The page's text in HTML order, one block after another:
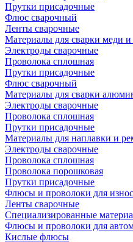
Прутки присадочные
Флюс сварочный
Ленты сварочные
Материалы для сварки меди и
Электроды сварочные
Проволока сплошная
Прутки присадочные
Флюс сварочный
Материалы для сварки
Электроды сварочные
Проволока сплошная
Прутки присадочные
Материалы для наплавки и
Электроды сварочные
Проволока сплошная
Проволока порошковая
Прутки присадочные
Флюсы и проволоки для
Ленты сварочные
Специализированные
Флюсы и проволоки для
Кислые флюсы